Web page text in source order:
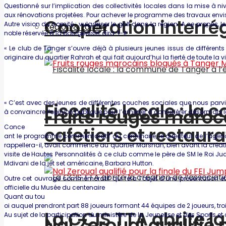
Coopération
Fiscalité locale : la
cafetiers et
La CCIS TTA abrite
Région & La ville
Fruits rouges
Questionné sur l’implication des collectivités locales dans la mise à
aux rénovations projetées. Pour achever le programme des travaux
Autre vision du comité : vulgariser le golf dans la région. A ce propos,
noble réservée à la bourgeoisie, dira-t-il.
« Le club de Tanger s’ouvre déjà à plusieurs jeunes issus de
originaire du quartier Rahrah et qui fait aujourd’hui la fierté de toute la
« C’est avec des jeunes de différentes couches sociales que nous
à convaincre l’opinion publique pour l’amener à considérer
Conce
ant le programme commémoratif du centenaire, le directeur de
rappellera-il, avait commencé au quartier Marshan, bien avant la
visite de Hautes Personnalités à ce club comme le père de SM le Roi
Mdivani de la jet set américaine, Barbara Hutton.
Outre cet ouvrage commémoratif qui fera l’objet d’une présentation
officielle du Musée du centenaire
Quant au tou
oi auquel prendront part 88 joueurs formant 44 équipes de 2 joueurs,
Au sujet de la participation du ministère de la Jeunesse et des Sports et